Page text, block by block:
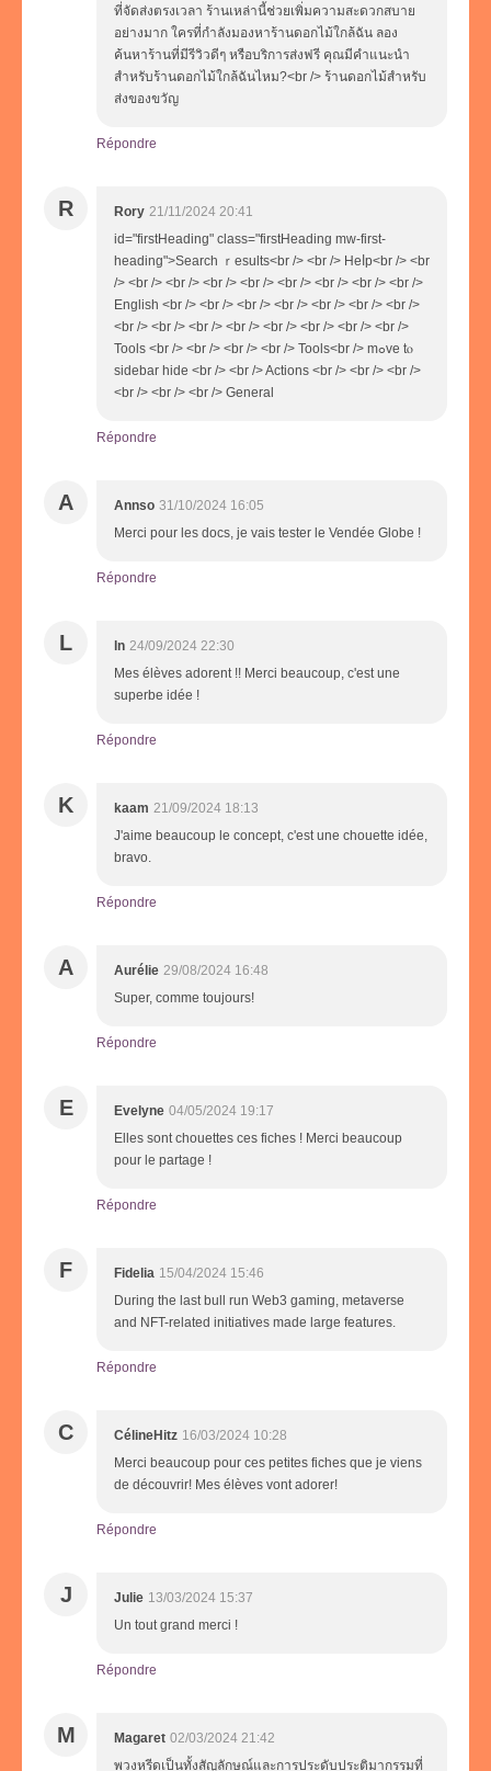
ที่จัดส่งตรงเวลา ร้านเหล่านี้ช่วยเพิ่มความสะดวกสบาย
อย่างมาก ใครที่กำลังมองหาร้านดอกไม้ใกล้ฉัน ลอง
ค้นหาร้านที่มีรีวิวดีๆ หรือบริการส่งฟรี คุณมีคำแนะนำ
สำหรับร้านดอกไม้ใกล้ฉันไหม?<br /> ร้านดอกไม้สำหรับ
ส่งของขวัญ
Répondre
R Rory 21/11/2024 20:41
id="firstHeading" class="firstHeading mw-first-
heading">Search ｒesults<br /> <br /> Heⅼp<br /> <br
/> <br /> <br /> <br /> <br /> <br /> <br /> <br /> <br />
English <br /> <br /> <br /> <br /> <br /> <br /> <br />
<br /> <br /> <br /> <br /> <br /> <br /> <br /> <br />
Tools <br /> <br /> <br /> <br /> Tools<br /> mߋve tⲟ
sidebar hide <br /> <br /> Actions <br /> <br /> <br />
<br /> <br /> <br /> Ԍeneral
Répondre
A Annso 31/10/2024 16:05
Merci pour les docs, je vais tester le Vendée Globe !
Répondre
L ln 24/09/2024 22:30
Mes élèves adorent !! Merci beaucoup, c'est une
superbe idée !
Répondre
K kaam 21/09/2024 18:13
J'aime beaucoup le concept, c'est une chouette idée,
bravo.
Répondre
A Aurélie 29/08/2024 16:48
Super, comme toujours!
Répondre
E Evelyne 04/05/2024 19:17
Elles sont chouettes ces fiches ! Merci beaucoup
pour le partage !
Répondre
F Fidelia 15/04/2024 15:46
During the last bull run Web3 gaming, metaverse
and NFT-related initiatives made large features.
Répondre
C CélineHitz 16/03/2024 10:28
Merci beaucoup pour ces petites fiches que je viens
de découvrir! Mes élèves vont adorer!
Répondre
J Julie 13/03/2024 15:37
Un tout grand merci !
Répondre
M Magaret 02/03/2024 21:42
พวงหรีดเป็นทั้งสัญลักษณ์และการประดับประติมากรรมที่